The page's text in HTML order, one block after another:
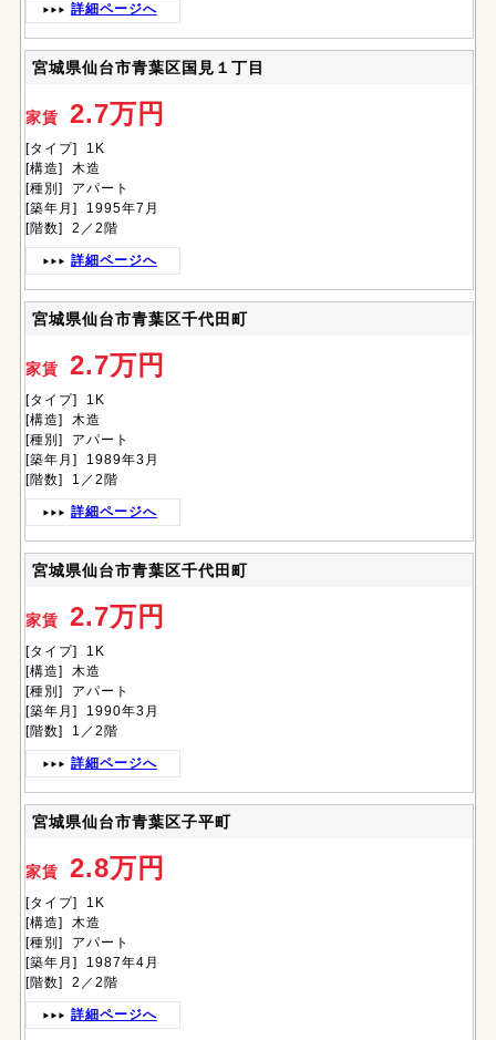
詳細ページへ
宮城県仙台市青葉区国見１丁目
家賃 2.7万円
[タイプ] 1K
[構造] 木造
[種別] アパート
[築年月] 1995年7月
[階数] 2／2階
詳細ページへ
宮城県仙台市青葉区千代田町
家賃 2.7万円
[タイプ] 1K
[構造] 木造
[種別] アパート
[築年月] 1989年3月
[階数] 1／2階
詳細ページへ
宮城県仙台市青葉区千代田町
家賃 2.7万円
[タイプ] 1K
[構造] 木造
[種別] アパート
[築年月] 1990年3月
[階数] 1／2階
詳細ページへ
宮城県仙台市青葉区子平町
家賃 2.8万円
[タイプ] 1K
[構造] 木造
[種別] アパート
[築年月] 1987年4月
[階数] 2／2階
詳細ページへ